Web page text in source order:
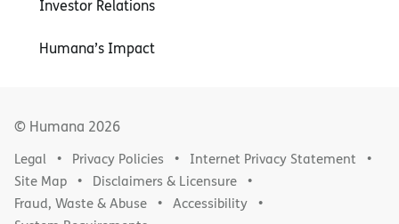
Investor Relations
Humana’s Impact
© Humana 2026
Legal Privacy Policies
Internet Privacy Statement
Site Map
Disclaimers & Licensure
Fraud, Waste & Abuse
Accessibility